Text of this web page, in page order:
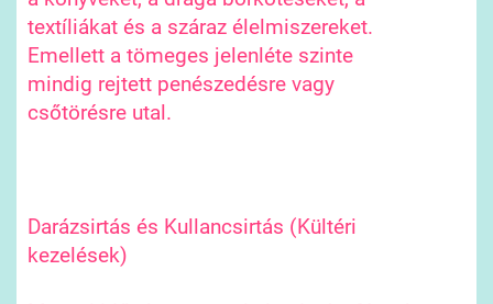
textíliákat és a száraz élelmiszereket.
Emellett a tömeges jelenléte szinte
mindig rejtett penészedésre vagy
csőtörésre utal.
Darázsirtás és Kullancsirtás (Kültéri
kezelések)